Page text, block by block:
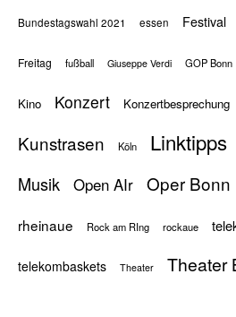
Bundestagswahl 2021 essen Festival
Freitag fußball Giuseppe Verdi GOP Bonn
Kino Konzert Konzertbesprechung
Kunstrasen Köln Linktipps
Musik Open AIr Oper Bonn
rheinaue Rock am RIng rockaue
telekombaskets Theater Theater